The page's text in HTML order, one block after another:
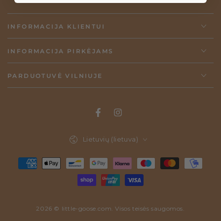
INFORMACIJA KLIENTUI
INFORMACIJA PIRKĖJAMS
PARDUOTUVĖ VILNIUJE
2026 © little-goose.com. Visos teisės saugomos.
Lietuvių (lietuva)
Pirkimo